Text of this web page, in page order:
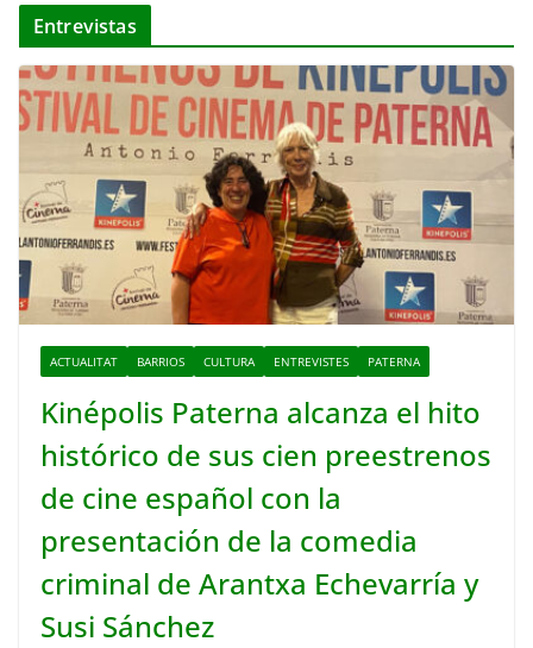
Entrevistas
ACTUALITAT BARRIOS CULTURA ENTREVISTES PATERNA
Kinépolis Paterna alcanza el hito
histórico de sus cien preestrenos
de cine español con la
presentación de la comedia
criminal de Arantxa Echevarría y
Susi Sánchez